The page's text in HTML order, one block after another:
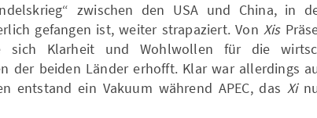
zwischen den USA und China, in
gefangen ist, weiter strapaziert. Von Xis
sich Klarheit und Wohlwollen für die
der beiden Länder erhofft. Klar war allerdings
entstand ein Vakuum während APEC, das Xi